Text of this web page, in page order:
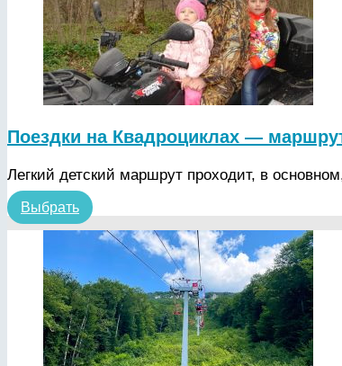
Поездки на Квадроциклах —
Легкий детский маршрут проходит, в
Выбрать